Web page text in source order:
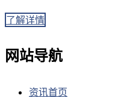
了解详情
网站导航
资讯首页